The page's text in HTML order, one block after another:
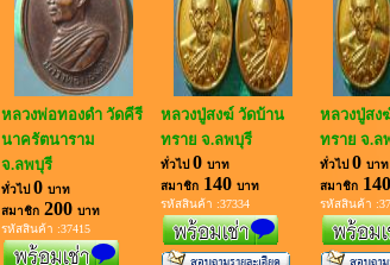
หลวงพ่อทองดำ วัดคีรี
นาครัตนาราม
จ.ลพบุรี
ทั่วไป 0 บาท
สมาชิก200 บาท
รหัสสินค้า :37415
หลวงปู่สงฆ์ วัดบ้าน
ทราย จ.ลพบุรี
ทั่วไป 0 บาท
สมาชิก140 บาท
รหัสสินค้า :37334
หลวงปู่สง
ทราย จ.ล
ทั่วไป 0 บาท
สมาชิก140
รหัสสินค้า